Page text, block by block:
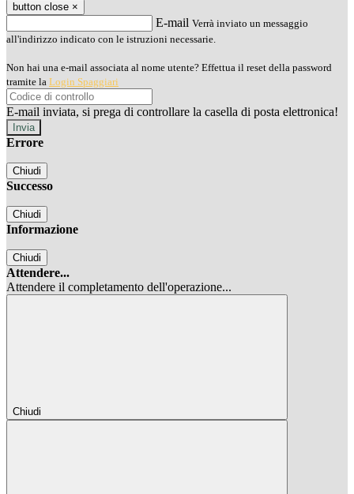
button close ×
E-mail Verrà inviato un messaggio
all'indirizzo indicato con le istruzioni necessarie.
Non hai una e-mail associata al nome utente? Effettua il reset della password
tramite la Login Spaggiari
E-mail inviata, si prega di controllare la casella di posta elettronica!
Errore
Chiudi
Successo
Chiudi
Informazione
Chiudi
Attendere...
Attendere il completamento dell'operazione...
Chiudi